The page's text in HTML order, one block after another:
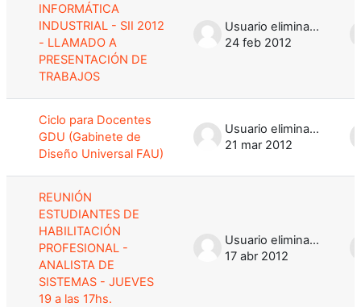
INFORMÁTICA
INDUSTRIAL - SII 2012
- LLAMADO A
PRESENTACIÓN DE
TRABAJOS
Usuario eliminado
24 feb 2012
Ciclo para Docentes
GDU (Gabinete de
Diseño Universal FAU)
Usuario eliminado
21 mar 2012
REUNIÓN
ESTUDIANTES DE
HABILITACIÓN
PROFESIONAL -
ANALISTA DE
SISTEMAS - JUEVES
19 a las 17hs.
Usuario eliminado
17 abr 2012